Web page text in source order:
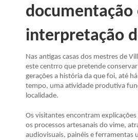
documentação
interpretação
Nas antigas casas dos mestres de
este centrro que pretende
gerações a história da que foi, até
tempo, uma atividade produtiva
localidade.
Os visitantes encontram
os processos artesanais do vime,
audiovisuais, painéis e ferramentas